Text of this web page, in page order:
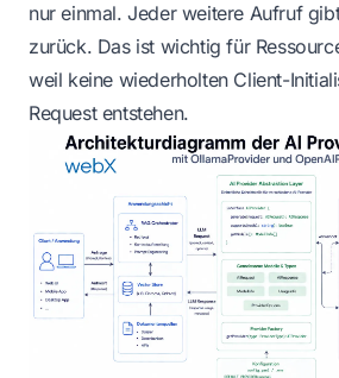
nur einmal. Jeder weitere Aufruf
zurück. Das ist wichtig für
weil keine wiederholten Client-
Request entstehen.